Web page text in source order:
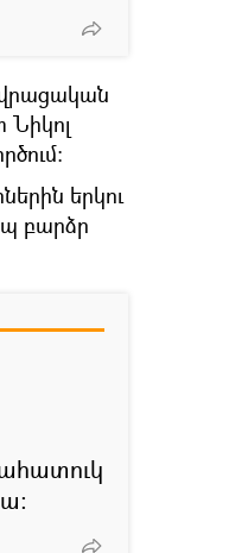
Նիկոլ
երկու
բարձր